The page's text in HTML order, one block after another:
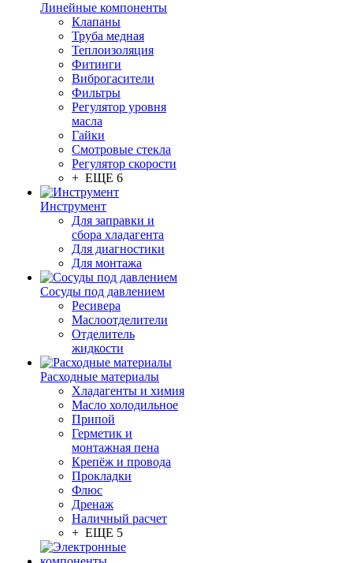
Линейные компоненты
Клапаны
Труба медная
Теплоизоляция
Фитинги
Виброгасители
Фильтры
Регулятор уровня
масла
Гайки
Смотровые стекла
Регулятор скорости
+ ЕЩЕ 6
Инструмент
Для заправки и
сбора хладагента
Для диагностики
Для монтажа
Сосуды под давлением
Ресивера
Маслоотделители
Отделитель
жидкости
Расходные материалы
Хладагенты и химия
Масло холодильное
Припой
Герметик и
монтажная пена
Крепёж и провода
Прокладки
Флюс
Дренаж
Наличный расчет
+ ЕЩЕ 5